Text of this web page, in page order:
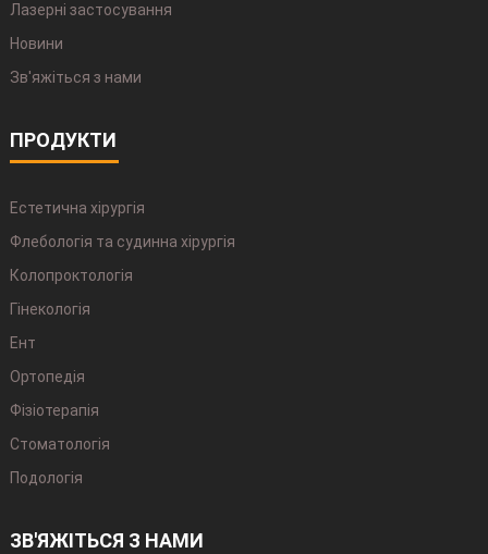
Лазерні застосування
Новини
Зв'яжіться з нами
ПРОДУКТИ
Естетична хірургія
Флебологія та судинна хірургія
Колопроктологія
Гінекологія
Ент
Ортопедія
Фізіотерапія
Стоматологія
Подологія
ЗВ'ЯЖІТЬСЯ З НАМИ